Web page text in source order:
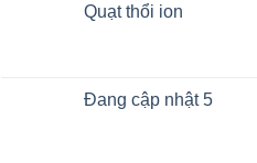
Quạt thổi ion
Đang cập nhật 5